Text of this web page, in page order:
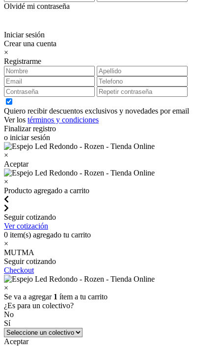
Olvidé mi contraseña
Iniciar sesión
Crear una cuenta
×
Registrarme
Quiero recibir descuentos exclusivos y novedades por email
Ver los términos y condiciones
Finalizar registro
o iniciar sesión
×
Aceptar
×
Producto agregado a carrito
Seguir cotizando
Ver cotización
0 item(s) agregado tu carrito
×
MUTMA
Seguir cotizando
Checkout
×
Se va a agregar 1 ítem a tu carrito
¿Es para un colectivo?
No
Sí
Aceptar